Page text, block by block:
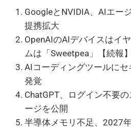
GoogleとNVIDIA、AIエー
提携拡大
OpenAIのAIデバイスはイ
ムは「Sweetpea」【続報】
AIコーディングツールに
発覚
ChatGPT、ログイン不要
ージを公開
半導体メモリ不足、2027